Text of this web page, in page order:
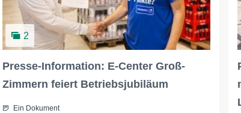
2
Presse-Information: E-Center Groß-
Zimmern feiert Betriebsjubiläum
Ein Dokument